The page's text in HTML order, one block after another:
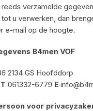
verzamelde
u verwerken, dan
e-mail op de hoogte.
B4men VOF
2134 GS Hoofddorp
T061332-6779 E
voor